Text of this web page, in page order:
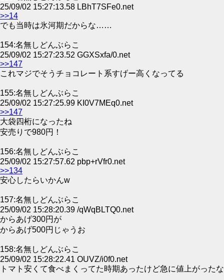
25/09/02 15:27:13.58 LBhT7SFe0.net
>>14
でも当時は氷河期だからな……
154:名無しどんぶらこ
25/09/02 15:27:23.52 GGXSxfa/0.net
>>147
これマジでそうチョコレート系すげー高くなってる
155:名無しどんぶらこ
25/09/02 15:27:25.99 KI0V7MEq0.net
>>147
大袋四桁になったね
安売りで980円！
156:名無しどんぶらこ
25/09/02 15:27:57.62 pbp+rVfr0.net
>>134
安心したらいかんw
157:名無しどんぶらこ
25/09/02 15:28:20.39 /qWqBLTQ0.net
からあげ300円が
からあげ500円じゃうお
158:名無しどんぶらこ
25/09/02 15:28:22.41 OUVZ/i0f0.net
トマト安くて食べまくってた時期あったけど急に値上がったな